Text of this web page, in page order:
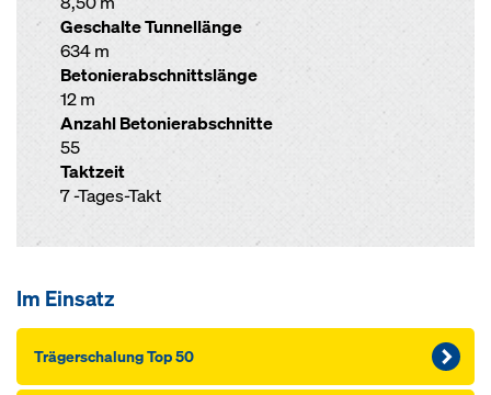
Geschalte Tunnellänge
634 m
Betonierabschnittslänge
12 m
Anzahl Betonierabschnitte
55
Taktzeit
7 -Tages-Takt
Im Einsatz
Träger­schalung Top 50